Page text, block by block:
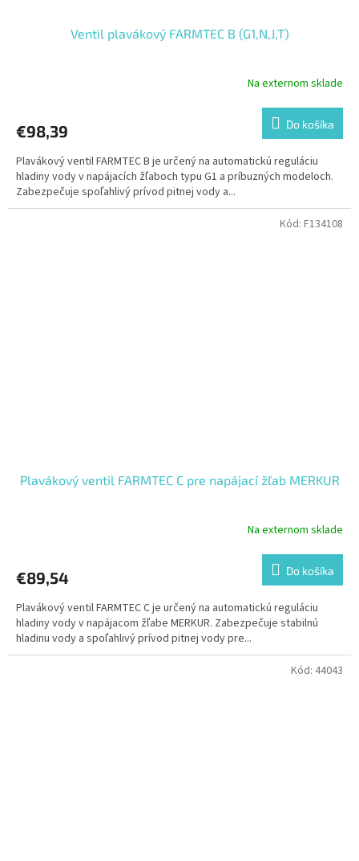
Ventil plavákový FARMTEC B (G1,N,J,T)
Na externom sklade
€98,39 Do košíka
Plavákový ventil FARMTEC B je určený na automatickú reguláciu
hladiny vody v napájacích žľaboch typu G1 a príbuzných modeloch.
Zabezpečuje spoľahlivý prívod pitnej vody a...
Plavákový ventil FARMTEC C pre napájací žľab MERKUR
Na externom sklade
€89,54 Do košíka
Plavákový ventil FARMTEC C je určený na automatickú reguláciu
hladiny vody v napájacom žľabe MERKUR. Zabezpečuje stabilnú
hladinu vody a spoľahlivý prívod pitnej vody pre...
Kód: F134108
Kód: 44043